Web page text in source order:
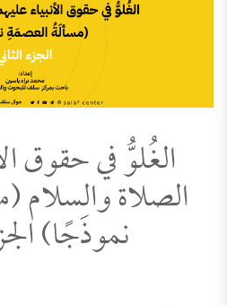
الغُلوُّ في حقوق
الصلاة والسلام
نموذَجًا)